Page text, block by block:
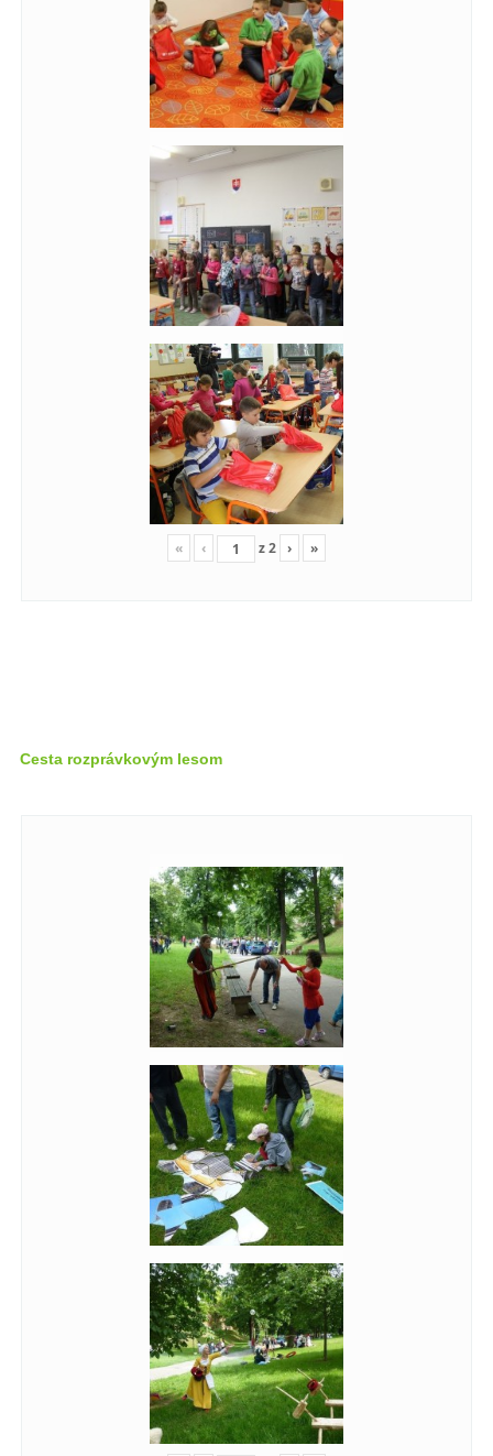
« ‹ z2 › »
Cesta rozprávkovým lesom